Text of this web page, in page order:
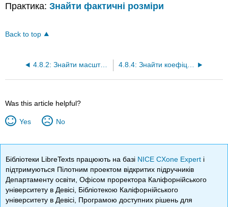
Практика:Знайти фактичні розміри
Back to top
4.8.2: Знайти масштаб або фактичні розміри
Was this article helpful?
Yes No
Бібліотеки LibreTexts працюють на базі NICE CXone Expert і
підтримуються Пілотним проектом відкритих підручників
Департаменту освіти, Офісом проректора Каліфорнійського
університету в Девісі, Бібліотекою Каліфорнійського
університету в Девісі, Програмою доступних рішень для